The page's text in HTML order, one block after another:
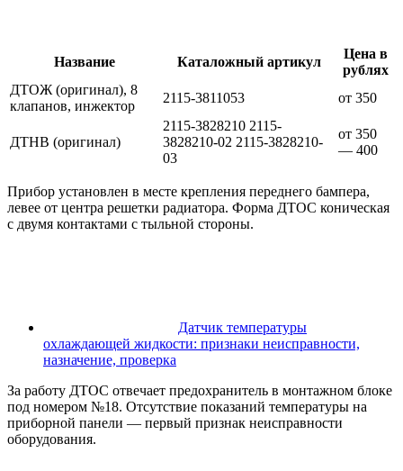
Название Каталожный артикул
Цена в
рублях
ДТОЖ (оригинал), 8
клапанов, инжектор
2115-3811053 от 350
ДТНВ (оригинал)
2115-3828210 2115-
3828210-02 2115-3828210-
03
от 350
— 400
Прибор установлен в месте крепления переднего бампера,
левее от центра решетки радиатора. Форма ДТОС коническая
с двумя контактами с тыльной стороны.
Датчик температуры
охлаждающей жидкости: признаки неисправности,
назначение, проверка
За работу ДТОС отвечает предохранитель в монтажном блоке
под номером №18. Отсутствие показаний температуры на
приборной панели — первый признак неисправности
оборудования.